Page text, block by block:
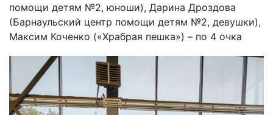
помощи детям №2, юноши), Дарина Дроздова
(Барнаульский центр помощи детям №2, девушки),
Максим Коченко («Храбрая пешка») – по 4 очка